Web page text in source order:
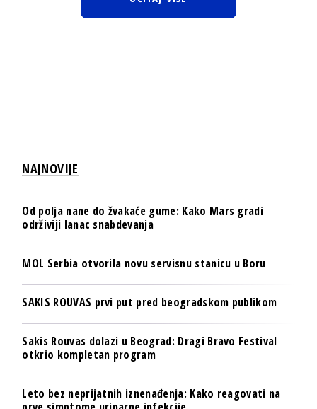
NAJNOVIJE
Od polja nane do žvakaće gume: Kako Mars gradi
održiviji lanac snabdevanja
MOL Serbia otvorila novu servisnu stanicu u Boru
SAKIS ROUVAS prvi put pred beogradskom publikom
Sakis Rouvas dolazi u Beograd: Dragi Bravo Festival
otkrio kompletan program
Leto bez neprijatnih iznenađenja: Kako reagovati na